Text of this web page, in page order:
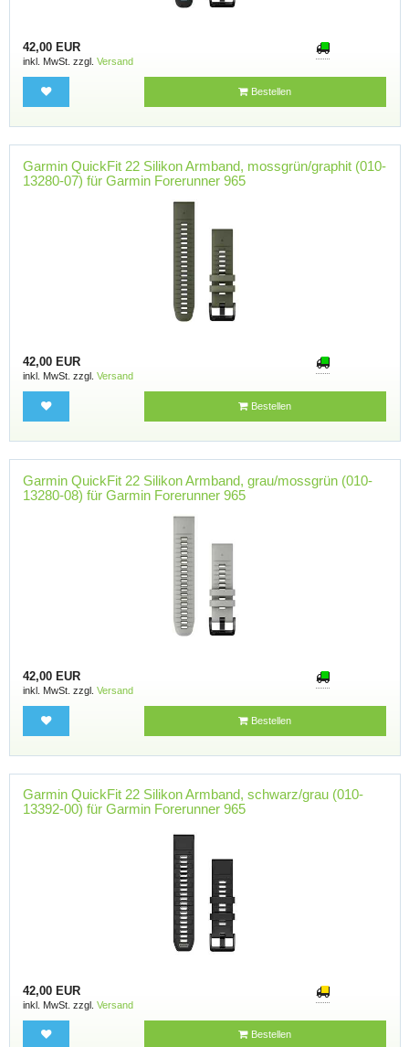
42,00 EUR
inkl. MwSt. zzgl. Versand
Bestellen
Garmin QuickFit 22 Silikon Armband, mossgrün/graphit (010-
13280-07) für Garmin Forerunner 965
42,00 EUR
inkl. MwSt. zzgl. Versand
Bestellen
Garmin QuickFit 22 Silikon Armband, grau/mossgrün (010-
13280-08) für Garmin Forerunner 965
42,00 EUR
inkl. MwSt. zzgl. Versand
Bestellen
Garmin QuickFit 22 Silikon Armband, schwarz/grau (010-
13392-00) für Garmin Forerunner 965
42,00 EUR
inkl. MwSt. zzgl. Versand
Bestellen